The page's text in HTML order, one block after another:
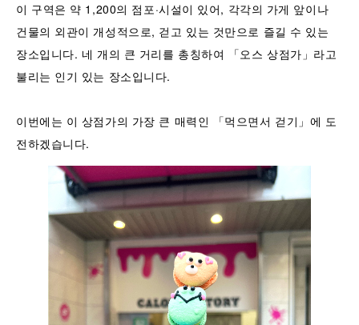
이 구역은 약 1,200의 점포·시설이 있어, 각각의 가게 앞이나
건물의 외관이 개성적으로, 걷고 있는 것만으로 즐길 수 있는
장소입니다. 네 개의 큰 거리를 총칭하여 「오스 상점가」라고
불리는 인기 있는 장소입니다.
이번에는 이 상점가의 가장 큰 매력인 「먹으면서 걷기」에 도
전하겠습니다.